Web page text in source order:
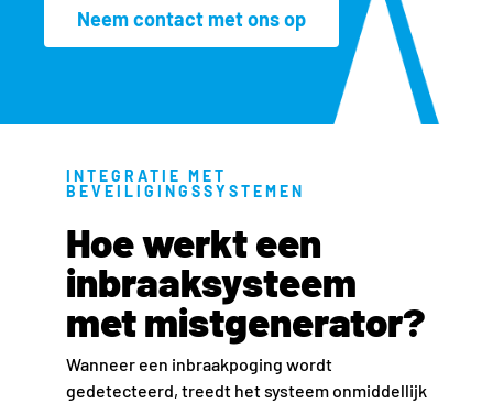
Neem contact met ons op
INTEGRATIE MET
BEVEILIGINGSSYSTEMEN
Hoe werkt een
inbraaksysteem
met mistgenerator?
Wanneer een inbraakpoging wordt
gedetecteerd, treedt het systeem onmiddellijk